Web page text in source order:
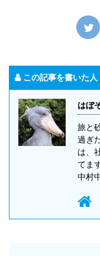
この記事を書いた人
はぼ
旅と
過ぎ
は、
てま
中村